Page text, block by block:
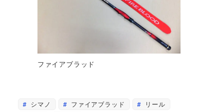
ファイアブラッド
シマノ ファイアブラッド
リール